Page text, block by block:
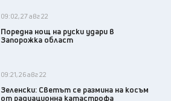
09:02, 27 авг 22
Поредна нощ на руски удари в
Запорожка област
09:21, 26 авг 22
Зеленски: Светът се размина на косъм
от радиационна катастрофа